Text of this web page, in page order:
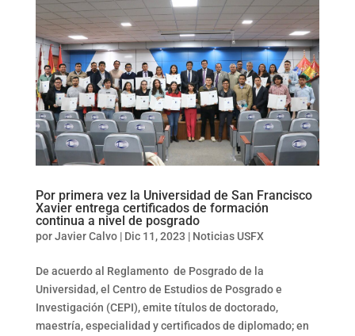
Por primera vez la Universidad de San Francisco
Xavier entrega certificados de formación
continua a nivel de posgrado
porJavier Calvo| Dic 11, 2023 | Noticias USFX
De acuerdo al Reglamento de Posgrado de la
Universidad, el Centro de Estudios de Posgrado e
Investigación (CEPI), emite títulos de doctorado,
maestría, especialidad y certificados de diplomado; en